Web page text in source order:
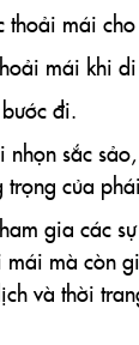
mái
mái khi
đi.
sắc
trọng của
gia các
mà còn
và thời